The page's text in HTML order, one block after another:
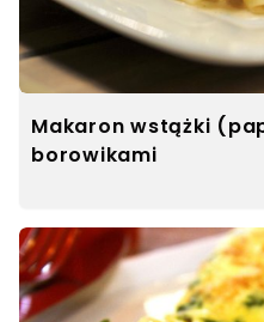
Makaron wstążki
borowikami